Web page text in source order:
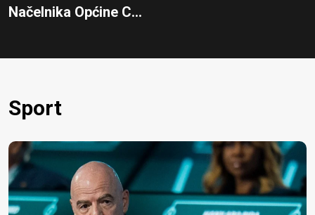
Načelnika Općine C...
Sport